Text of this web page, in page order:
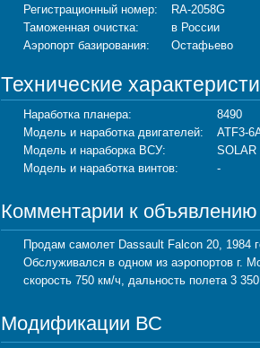
Регистрационный номер:
RA-2058G
Таможенная очистка:
в России
Аэропорт базирования:
Остафьево
Технические
Наработка планера:
8490
Модель и наработка двигателей:
ATF3-
Модель и нараборка ВСУ:
SOLAR
Модель и наработка винтов:
-
Комментарии к объявлению
Продам самолет Dassault Falcon 20, 1984
Обслуживался в одном из аэропортов г.
скорость 750 км/ч, дальность полета 3
Модификации ВС